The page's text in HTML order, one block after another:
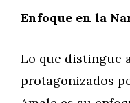
Enfoque en la
Lo que distingue
protagonizados